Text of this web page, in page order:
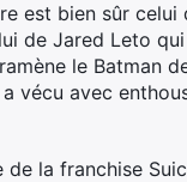
est bien sûr
de Jared Leto
le Batman
vécu avec
la franchise